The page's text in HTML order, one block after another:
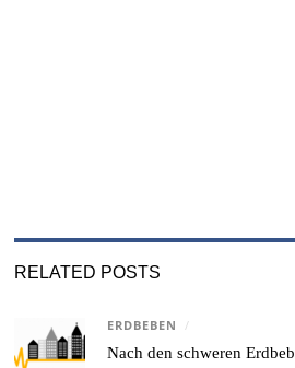
RELATED POSTS
ERDBEBEN /
Nach den schweren